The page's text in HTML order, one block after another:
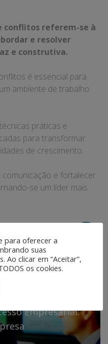
conflitos referem-se à
e resolver
e construtiva.
é essencial para
ambiente de trabalho
práticas e
para transformar
de crescimento.
e fortalecer
se um líder mais
Share this post
Empresarial:
para oferecer a
suas
Ao clicar em “Aceitar”,
os cookies.